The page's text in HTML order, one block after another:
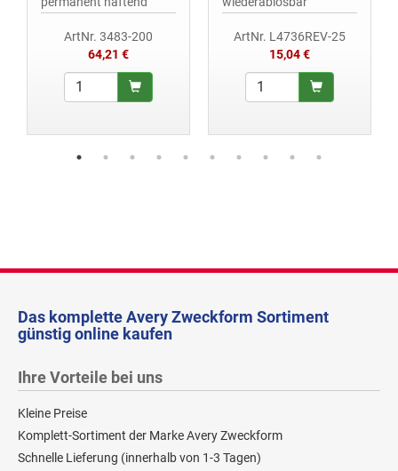
ArtNr. 3483-200
64,21 €
ArtNr. L4736REV-25
15,04 €
Das komplette Avery Zweckform Sortiment
günstig online kaufen
Ihre Vorteile bei uns
Kleine Preise
Komplett-Sortiment der Marke Avery Zweckform
Schnelle Lieferung (innerhalb von 1-3 Tagen)